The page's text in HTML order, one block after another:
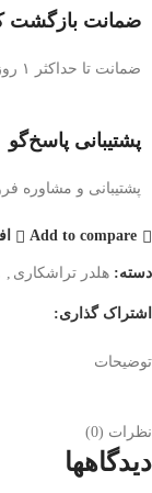
ضمانت بازگشت
ضمانت تا حداکثر ۱ روز
پشتیبانی پاسخ‌گو
پشتیبانی و مشاوره
Add to compare
دسته: هلدر تراشکاری
اشتراک گذاری:
توضیحات
نظرات (0)
دیدگاهها